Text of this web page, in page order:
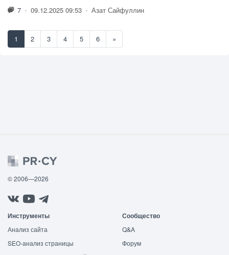
7 • 09.12.2025 09:53 • Азат Сайфуллин
1 2 3 4 5 6 »
© 2006—2026
Инструменты
Анализ сайта
SEO-анализ страницы
Сообщество
Q&A
Форум